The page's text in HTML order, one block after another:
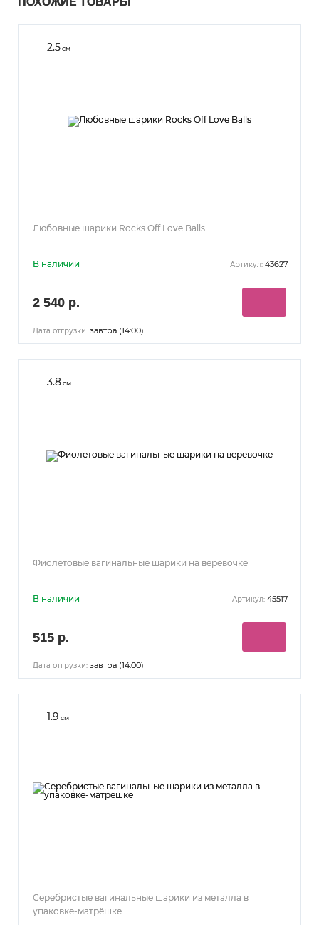
2.5см
Любовные шарики Rocks Off Love Balls
В наличии Артикул: 43627
2 540 р.
Дата отгрузки: завтра (14:00)
3.8см
Фиолетовые вагинальные шарики на веревочке
В наличии Артикул: 45517
515 р.
Дата отгрузки: завтра (14:00)
1.9 см
Серебристые вагинальные шарики из металла в
упаковке-матрёшке